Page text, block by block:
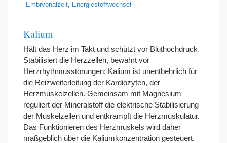
Embryonalzeit
Energiestoffwechsel
Kalium
Hält das Herz im Takt und schützt vor Bluthochdruck
Stabilisiert die Herzzellen, bewahrt vor
Herzrhythmusstörungen: Kalium ist unentbehrlich für
die Reizweiterleitung der Kardiozyten, der
Herzmuskelzellen. Gemeinsam mit Magnesium
reguliert der Mineralstoff die elektrische Stabilisierung
der Muskelzellen und entkrampft die Herzmuskulatur.
Das Funktionieren des Herzmuskels wird daher
maßgeblich über die Kaliumkonzentration gesteuert.